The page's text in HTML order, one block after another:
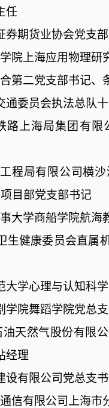
任
券期货业协会党支
院上海应用物理研
第二党支部书记、
通委员会执法总队
路上海局集团有限
程局有限公司横
目部党支部书记
事大学商船学院航
生健康委员会直属
大学心理与认知科
学院舞蹈学院党总
油天然气股份有限
经理
设有限公司党总支
信有限公司上海市